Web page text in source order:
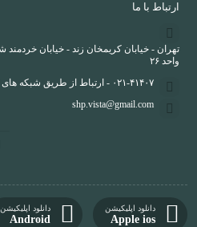
ارتباط با ما
واحد ۲۶
۰۲۱-۴۱۴۰۷ - ارتباط از طریق شبکه های اجتماعی : ۹۸۹۳۵۴۵۵۴۱۱۰+
shp.vista@gmail.com
دانلود اپلیکیشن
Apple ios
دانلود اپلیکیشن
Android